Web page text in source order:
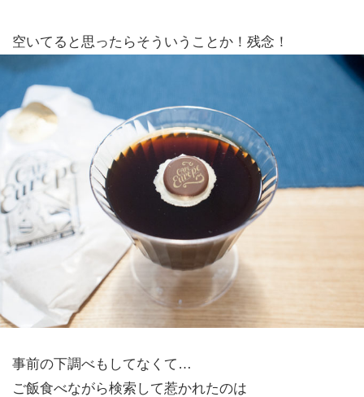
空いてると思ったらそういうことか！残念！
事前の下調べもしてなくて…
ご飯食べながら検索して惹かれたのは